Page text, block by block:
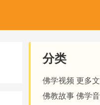
分类
佛学视频 更多
佛教故事 佛学